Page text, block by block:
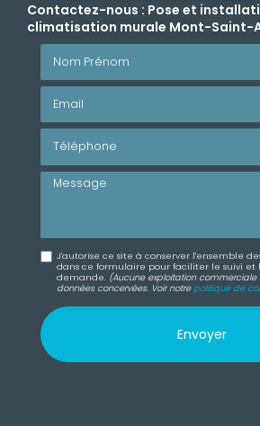
Contactez-nous : Pose et
climatisation murale Mont-Saint-
Nom Prénom
Message
J'autorise ce site à conserver l'ensemble
dans ce formulaire pour faciliter le suivi
demande. (Aucune exploitation
données concervées. Voir notre politique de